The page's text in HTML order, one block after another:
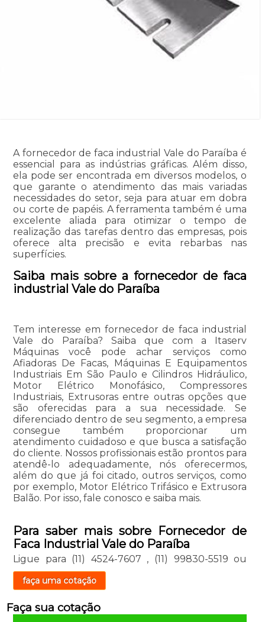
A fornecedor de faca industrial Vale do Paraíba é
essencial para as indústrias gráficas. Além disso,
ela pode ser encontrada em diversos modelos, o
que garante o atendimento das mais variadas
necessidades do setor, seja para atuar em dobra
ou corte de papéis. A ferramenta também é uma
excelente aliada para otimizar o tempo de
realização das tarefas dentro das empresas, pois
oferece alta precisão e evita rebarbas nas
superfícies.
Saiba mais sobre a fornecedor de faca
industrial Vale do Paraíba
Tem interesse em fornecedor de faca industrial
Vale do Paraíba? Saiba que com a Itaserv
Máquinas você pode achar serviços como
Afiadoras De Facas, Máquinas E Equipamentos
Industriais Em São Paulo e Cilindros Hidráulico,
Motor Elétrico Monofásico, Compressores
Industriais, Extrusoras entre outras opções que
são oferecidas para a sua necessidade. Se
diferenciado dentro de seu segmento, a empresa
consegue também proporcionar um
atendimento cuidadoso e que busca a satisfação
do cliente. Nossos profissionais estão prontos para
atendê-lo adequadamente, nós oferecermos,
além do que já foi citado, outros serviços, como
por exemplo, Motor Elétrico Trifásico e Extrusora
Balão. Por isso, fale conosco e saiba mais.
Para saber mais sobre Fornecedor de
Faca Industrial Vale do Paraíba
Ligue para (11) 4524-7607 , (11) 99830-5519 ou
faça uma cotação
Faça sua cotação